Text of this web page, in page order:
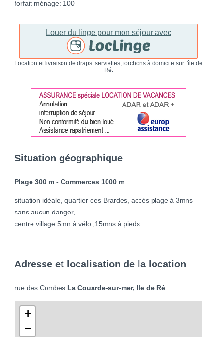
forfait ménage: 100
Louer du linge pour mon séjour avec
Location et livraison de draps, serviettes, torchons à domicile sur l'île de
Ré.
Situation géographique
Plage 300 m - Commerces 1000 m
situation idéale, quartier des Brardes, accès plage à 3mns
sans aucun danger,
centre village 5mn à vélo ,15mns à pieds
Adresse et localisation de la location
rue des Combes La Couarde-sur-mer, Ile de Ré
+
−